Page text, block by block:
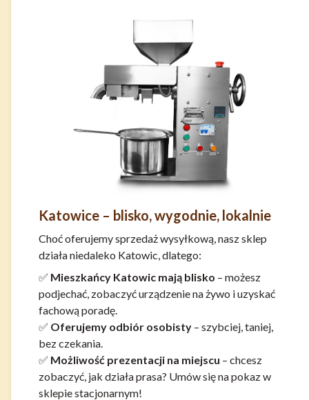
Katowice – blisko, wygodnie, lokalnie
Choć oferujemy sprzedaż wysyłkową, nasz sklep
działa niedaleko Katowic, dlatego:
✅ Mieszkańcy Katowic mają blisko – możesz
podjechać, zobaczyć urządzenie na żywo i uzyskać
fachową poradę.
✅ Oferujemy odbiór osobisty – szybciej, taniej,
bez czekania.
✅ Możliwość prezentacji na miejscu – chcesz
zobaczyć, jak działa prasa? Umów się na pokaz w
sklepie stacjonarnym!